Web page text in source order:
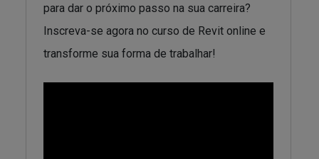
para dar o próximo passo na sua carreira?
Inscreva-se agora no curso de Revit online e
transforme sua forma de trabalhar!